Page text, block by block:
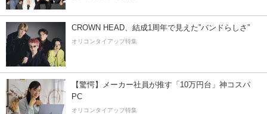
CROWN HEAD、結成1周年で見えた”バンドらしさ”
オリコンタイアップ特集
【驚愕】メーカー社員が推す「10万円台」神コスパ
PC
オリコンタイアップ特集